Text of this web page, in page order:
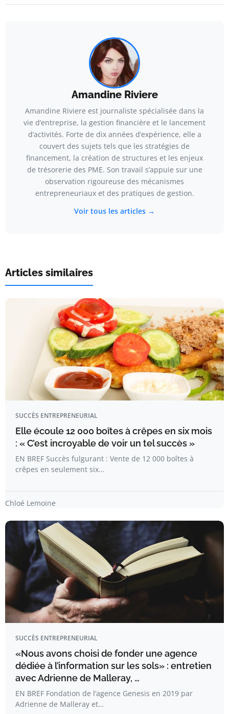
Amandine Riviere
Amandine Riviere est journaliste spécialisée dans la
vie d’entreprise, la gestion financière et le lancement
d’activités. Forte de dix années d’expérience, elle a
couvert des sujets tels que les stratégies de
financement, la création de structures et les enjeux
de trésorerie des PME. Son travail s’appuie sur une
observation rigoureuse des mécanismes
entrepreneuriaux et des pratiques de gestion.
Voir tous les articles →
Articles similaires
SUCCÈS ENTREPRENEURIAL
Elle écoule 12 000 boîtes à crêpes en six mois
: « C’est incroyable de voir un tel succès »
EN BREF Succès fulgurant : Vente de 12 000 boîtes à
crêpes en seulement six…
Chloé Lemoine
SUCCÈS ENTREPRENEURIAL
«Nous avons choisi de fonder une agence
dédiée à l’information sur les sols» : entretien
avec Adrienne de Malleray, …
EN BREF Fondation de l’agence Genesis en 2019 par
Adrienne de Malleray et…